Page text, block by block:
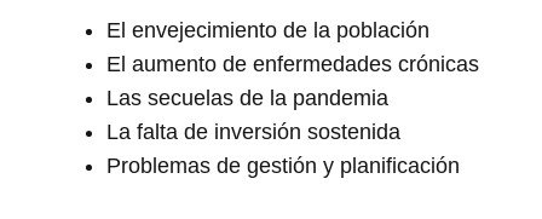
El envejecimiento de la población
El aumento de enfermedades crónicas
Las secuelas de la pandemia
La falta de inversión sostenida
Problemas de gestión y planificación